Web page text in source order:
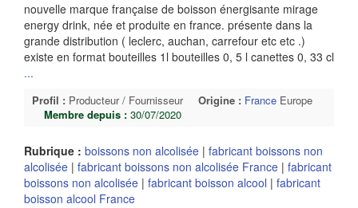
nouvelle marque française de boisson énergisante mirage
energy drink, née et produite en france. présente dans la
grande distribution ( leclerc, auchan, carrefour etc etc .)
existe en format bouteilles 1l bouteilles 0, 5 l canettes 0, 33 cl
...
Profil : Producteur / Fournisseur Origine : France Europe
Membre depuis : 30/07/2020
Rubrique : boissons non alcolisée | fabricant boissons non
alcolisée | fabricant boissons non alcolisée France | fabricant
boissons non alcolisée | fabricant boisson alcool | fabricant
boisson alcool France